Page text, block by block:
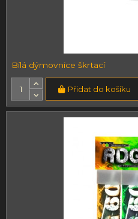
Bílá dýmovnice škrtací
Přidat do košíku